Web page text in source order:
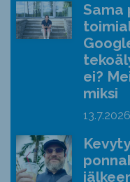
Sama
ei?
miksi
13.7.2026